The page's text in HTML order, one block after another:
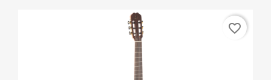
favorite_border